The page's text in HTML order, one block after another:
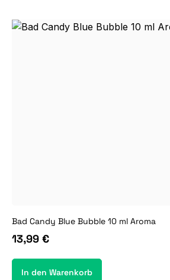
Bad Candy Blue Bubble 10 ml Aroma
13,99 €
In den Warenkorb